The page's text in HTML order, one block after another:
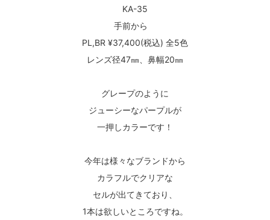
KA-35
手前から
PL,BR ¥37,400(税込) 全5色
レンズ径47㎜、鼻幅20㎜
グレープのように
ジューシーなパープルが
一押しカラーです！
今年は様々なブランドから
カラフルでクリアな
セルが出てきており、
1本は欲しいところですね。